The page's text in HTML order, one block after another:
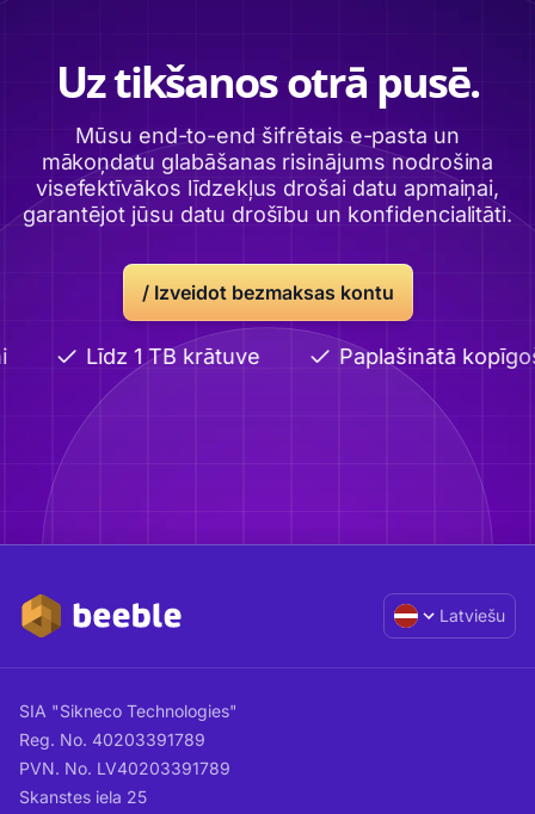
Uz tikšanos otrā pusē.
Mūsu end-to-end šifrētais e-pasta un
mākoņdatu glabāšanas risinājums nodrošina
visefektīvākos līdzekļus drošai datu apmaiņai,
garantējot jūsu datu drošību un konfidencialitāti.
/ Izveidot bezmaksas kontu
Līdz 1 TB krātuve Paplašinātā
Latviešu
SIA "Sikneco Technologies"
Reg. No. 40203391789
PVN. No. LV40203391789
Skanstes iela 25